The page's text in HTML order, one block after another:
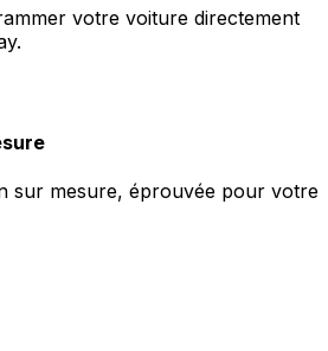
votre voiture directement
sur mesure, éprouvée pour votre